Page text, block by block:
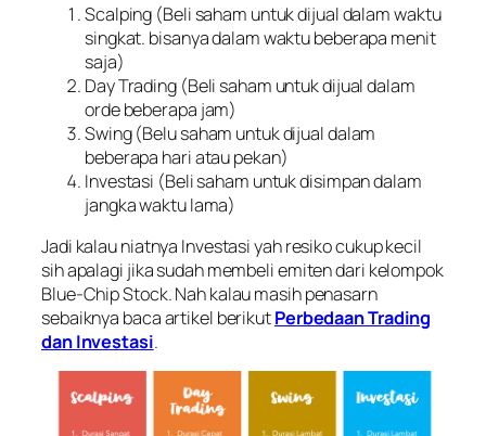
Scalping (Beli saham untuk dijual dalam waktu
singkat. bisanya dalam waktu beberapa menit
saja)
Day Trading (Beli saham untuk dijual dalam
orde beberapa jam)
Swing (Belu saham untuk dijual dalam
beberapa hari atau pekan)
Investasi (Beli saham untuk disimpan dalam
jangka waktu lama)
Jadi kalau niatnya Investasi yah resiko cukup kecil
sih apalagi jika sudah membeli emiten dari kelompok
Blue-Chip Stock. Nah kalau masih penasarn
sebaiknya baca artikel berikutPerbedaan Trading
dan Investasi.